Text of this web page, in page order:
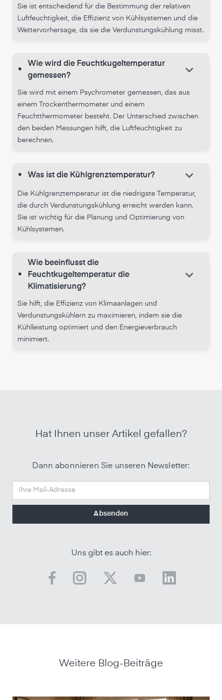
Sie ist entscheidend für die Bestimmung der relativen
Luftfeuchtigkeit, die Effizienz von Kühlsystemen und die
Wettervorhersage, da sie die Verdunstungskühlung misst.
•
Wie wird die Feuchtkugeltemperatur
gemessen?
keyboard_arrow_down
Sie wird mit einem Psychrometer gemessen, das aus
einem Trockenthermometer und einem
Feuchtthermometer besteht. Der Unterschied zwischen
den beiden Messungen hilft, die Luftfeuchtigkeit zu
berechnen.
• Was ist die Kühlgrenztemperatur? keyboard_arrow_down
Die Kühlgrenztemperatur ist die niedrigste Temperatur,
die durch Verdunstungskühlung erreicht werden kann.
Sie ist wichtig für die Planung und Optimierung von
Kühlsystemen.
•
Wie beeinflusst die
Feuchtkugeltemperatur die
Klimatisierung?
keyboard_arrow_down
Sie hilft, die Effizienz von Klimaanlagen und
Verdunstungskühlern zu maximieren, indem sie die
Kühlleistung optimiert und den Energieverbrauch
minimiert.
Hat Ihnen unser Artikel gefallen?
Dann abonnieren Sie unseren Newsletter:
Uns gibt es auch hier:
Weitere Blog-Beiträge